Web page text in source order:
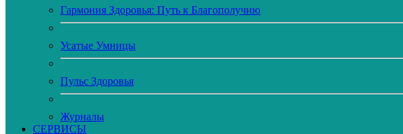
Гармония Здоровья: Путь к Благополучию
Усатые Умницы
Пульс Здоровья
Журналы
CЕРВИСЫ